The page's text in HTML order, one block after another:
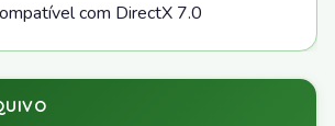
com DirectX 7.0